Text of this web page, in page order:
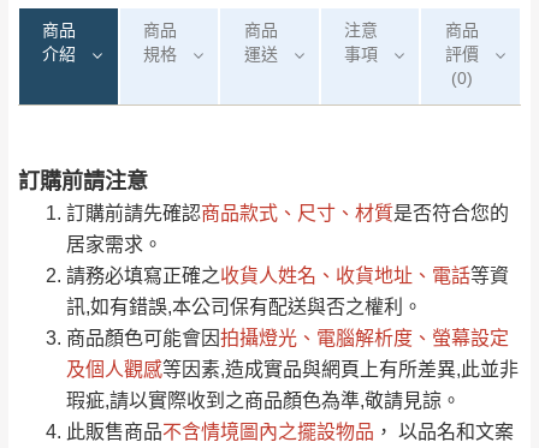
商品
介紹
商品
規格
商品
運送
注意
事項
商品
評價
(0)
訂購前請注意
訂購前請先確認商品款式、尺寸、材質是否符合您的
居家需求。
請務必填寫正確之收貨人姓名、收貨地址、電話等資
訊,如有錯誤,本公司保有配送與否之權利。
商品顏色可能會因拍攝燈光、電腦解析度、螢幕設定
及個人觀感等因素,造成實品與網頁上有所差異,此並非
瑕疵,請以實際收到之商品顏色為準,敬請見諒。
此販售商品不含情境圖內之擺設物品 ， 以品名和文案
運 費 說 明
運送地區 運送費用
偏遠地區
（請先線上詢問 LINE
→@dershin ）
桃園 復興鄉
注意事項：
由於品項繁多，網頁無法及時更新，如有需
要購買商品，請於出發前來電或到「官方
Line客服」來信確認商品是否有「現貨」與
「金額」。
若商品價格或庫存有異常，商家有權取消訂
單。部分網路商品恕無法更改原設計或客製，敬請
見諒！
0/5 (0)筆
全部 依評論高至低排列
依評論低至高排列 只顯示附上圖片
只顯示附上評論